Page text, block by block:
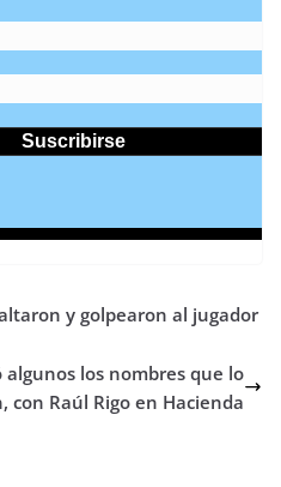
y golpearon al jugador
algunos los nombres que lo
con Raúl Rigo en Hacienda